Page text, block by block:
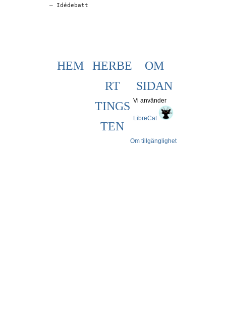
– Idédebatt
HEM
HERBE
RT
TINGS
TEN
OM
SIDAN
Om tillgänglighet
Vi använder
LibreCat